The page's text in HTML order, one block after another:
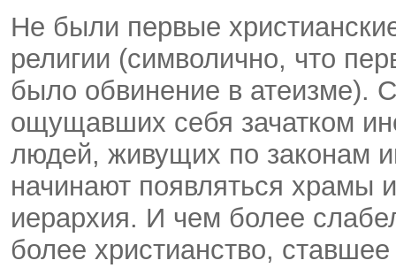
Не были первые
религии (символично, что
было обвинение в атеизме).
ощущавших себя зачатком
людей, живущих по законам
начинают появляться храмы
иерархия. И чем более
более христианство,